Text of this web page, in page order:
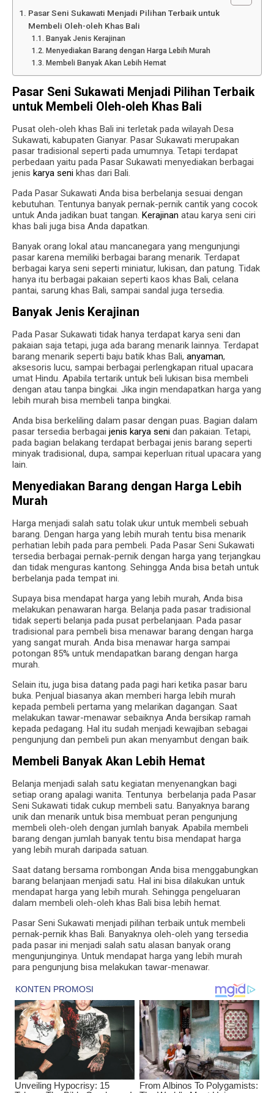
Pasar Seni Sukawati Menjadi Pilihan Terbaik untuk
Membeli Oleh-oleh Khas Bali
Banyak Jenis Kerajinan
Menyediakan Barang dengan Harga Lebih Murah
Membeli Banyak Akan Lebih Hemat
Pasar Seni Sukawati Menjadi Pilihan Terbaik
untuk Membeli Oleh-oleh Khas Bali
Pusat oleh-oleh khas Bali ini terletak pada wilayah Desa
Sukawati, kabupaten Gianyar. Pasar Sukawati merupakan
pasar tradisional seperti pada umumnya. Tetapi terdapat
perbedaan yaitu pada Pasar Sukawati menyediakan berbagai
jenis karya seni khas dari Bali.
Pada Pasar Sukawati Anda bisa berbelanja sesuai dengan
kebutuhan. Tentunya banyak pernak-pernik cantik yang cocok
untuk Anda jadikan buat tangan. Kerajinan atau karya seni ciri
khas bali juga bisa Anda dapatkan.
Banyak orang lokal atau mancanegara yang mengunjungi
pasar karena memiliki berbagai barang menarik. Terdapat
berbagai karya seni seperti miniatur, lukisan, dan patung. Tidak
hanya itu berbagai pakaian seperti kaos khas Bali, celana
pantai, sarung khas Bali, sampai sandal juga tersedia.
Banyak Jenis Kerajinan
Pada Pasar Sukawati tidak hanya terdapat karya seni dan
pakaian saja tetapi, juga ada barang menarik lainnya. Terdapat
barang menarik seperti baju batik khas Bali, anyaman,
aksesoris lucu, sampai berbagai perlengkapan ritual upacara
umat Hindu. Apabila tertarik untuk beli lukisan bisa membeli
dengan atau tanpa bingkai. Jika ingin mendapatkan harga yang
lebih murah bisa membeli tanpa bingkai.
Anda bisa berkeliling dalam pasar dengan puas. Bagian dalam
pasar tersedia berbagai jenis karya seni dan pakaian. Tetapi,
pada bagian belakang terdapat berbagai jenis barang seperti
minyak tradisional, dupa, sampai keperluan ritual upacara yang
lain.
Menyediakan Barang dengan Harga Lebih
Murah
Harga menjadi salah satu tolak ukur untuk membeli sebuah
barang. Dengan harga yang lebih murah tentu bisa menarik
perhatian lebih pada para pembeli. Pada Pasar Seni Sukawati
tersedia berbagai pernak-pernik dengan harga yang terjangkau
dan tidak menguras kantong. Sehingga Anda bisa betah untuk
berbelanja pada tempat ini.
Supaya bisa mendapat harga yang lebih murah, Anda bisa
melakukan penawaran harga. Belanja pada pasar tradisional
tidak seperti belanja pada pusat perbelanjaan. Pada pasar
tradisional para pembeli bisa menawar barang dengan harga
yang sangat murah. Anda bisa menawar harga sampai
potongan 85% untuk mendapatkan barang dengan harga
murah.
Selain itu, juga bisa datang pada pagi hari ketika pasar baru
buka. Penjual biasanya akan memberi harga lebih murah
kepada pembeli pertama yang melarikan dagangan. Saat
melakukan tawar-menawar sebaiknya Anda bersikap ramah
kepada pedagang. Hal itu sudah menjadi kewajiban sebagai
pengunjung dan pembeli pun akan menyambut dengan baik.
Membeli Banyak Akan Lebih Hemat
Belanja menjadi salah satu kegiatan menyenangkan bagi
setiap orang apalagi wanita. Tentunya berbelanja pada Pasar
Seni Sukawati tidak cukup membeli satu. Banyaknya barang
unik dan menarik untuk bisa membuat peran pengunjung
membeli oleh-oleh dengan jumlah banyak. Apabila membeli
barang dengan jumlah banyak tentu bisa mendapat harga
yang lebih murah daripada satuan.
Saat datang bersama rombongan Anda bisa menggabungkan
barang belanjaan menjadi satu. Hal ini bisa dilakukan untuk
mendapat harga yang lebih murah. Sehingga pengeluaran
dalam membeli oleh-oleh khas Bali bisa lebih hemat.
Pasar Seni Sukawati menjadi pilihan terbaik untuk membeli
pernak-pernik khas Bali. Banyaknya oleh-oleh yang tersedia
pada pasar ini menjadi salah satu alasan banyak orang
mengunjunginya. Untuk mendapat harga yang lebih murah
para pengunjung bisa melakukan tawar-menawar.